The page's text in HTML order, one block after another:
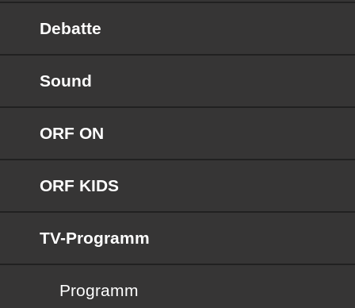
Debatte
Sound
ORF ON
ORF KIDS
TV-Programm
Programm